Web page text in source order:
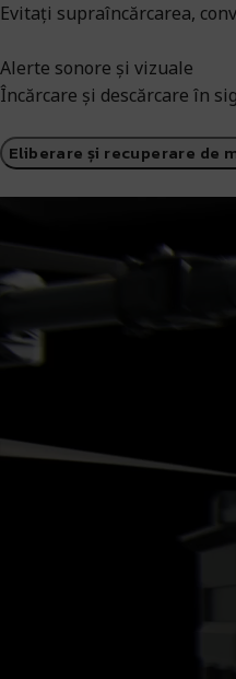
Evitați supraîncărcarea,
Alerte sonore și vizuale
Încărcare și descărcare în
Eliberare și recuperare de